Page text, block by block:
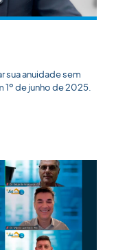
sua anuidade sem
de junho de 2025.